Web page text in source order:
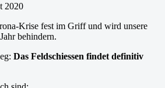
2020
Krise fest im Griff und wird unsere
behindern.
Das Feldschiessen findet definitiv